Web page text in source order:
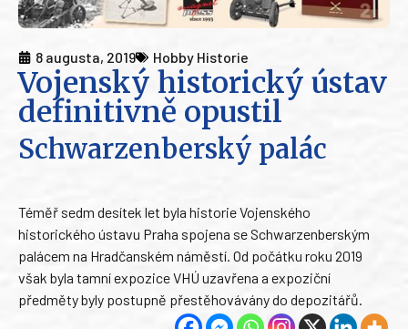
8 augusta, 2019 Hobby Historie
Vojenský historický ústav
definitivně opustil
Schwarzenberský palác
Téměř sedm desítek let byla historie Vojenského
historického ústavu Praha spojena se Schwarzenberským
palácem na Hradčanském náměstí. Od počátku roku 2019
však byla tamní expozice VHÚ uzavřena a expoziční
předměty byly postupně přestěhovávány do depozitářů.